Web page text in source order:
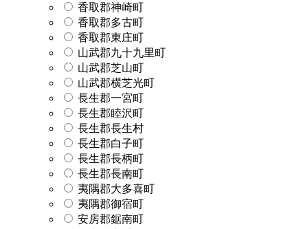
香取郡神崎町
香取郡多古町
香取郡東庄町
山武郡九十九里町
山武郡芝山町
山武郡横芝光町
長生郡一宮町
長生郡睦沢町
長生郡長生村
長生郡白子町
長生郡長柄町
長生郡長南町
夷隅郡大多喜町
夷隅郡御宿町
安房郡鋸南町